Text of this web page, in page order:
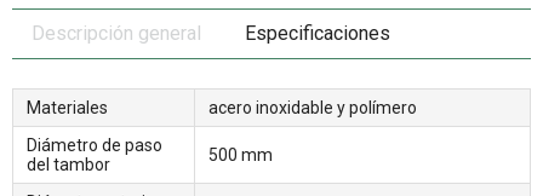
Descripción general Especificaciones
Materiales
acero inoxidable y polímero
Diámetro de paso
del tambor
500 mm